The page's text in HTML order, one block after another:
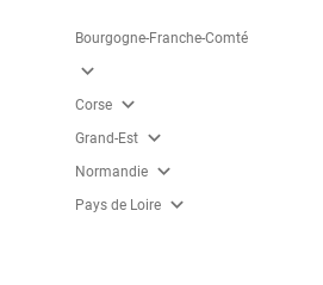
Bourgogne-Franche-Comté
expand_more
Corse expand_more
Grand-Est expand_more
Normandie expand_more
Pays de Loire expand_more